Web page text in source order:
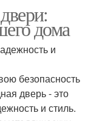
дома
и
безопасность
дверь - это
и стиль.